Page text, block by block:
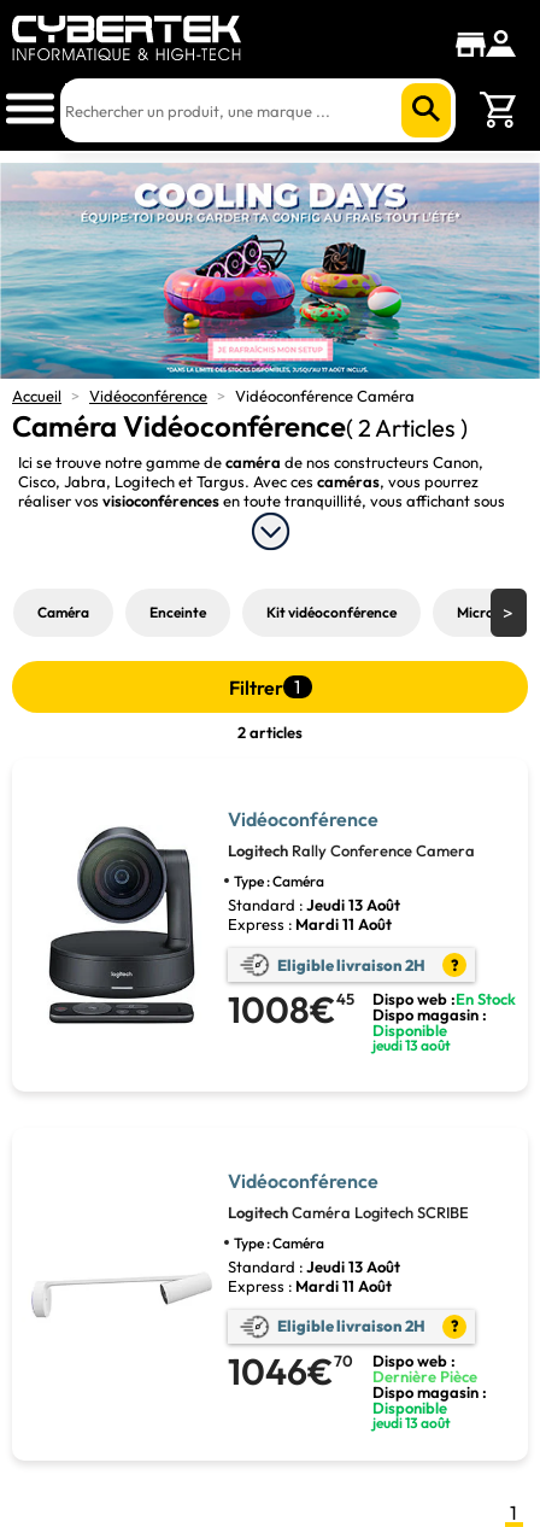
Accueil > Vidéoconférence > Vidéoconférence Caméra
Caméra Vidéoconférence( 2 Articles )
Ici se trouve notre gamme de caméra de nos constructeurs Canon,
Cisco, Jabra, Logitech et Targus. Avec ces caméras, vous pourrez
réaliser vos visioconférences en toute tranquillité, vous affichant sous
votre meilleur jour à vos contacts. Avec des qualités d’images
impressionnantes, le télétravail n’aura plus de secret pour vous !
Caméra Enceinte Kit vidéoconférence Micro
Filtrer 1
2 articles
Vidéoconférence
Logitech Rally Conference Camera
Type : Caméra
Standard :Jeudi 13 Août
Express : Mardi 11 Août
Eligible livraison 2H ?
1008€45 Dispo web :En Stock
Dispo magasin :
Disponible
jeudi 13 août
Vidéoconférence
LogitechCaméra Logitech SCRIBE
Type : Caméra
Standard :Jeudi 13 Août
Express : Mardi 11 Août
Eligible livraison 2H ?
1046€70
Dispo web :
Dernière Pièce
Dispo magasin :
Disponible
jeudi 13 août
1